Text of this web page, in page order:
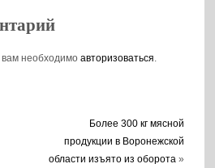
вам необходимоавторизоваться.
Более 300 кг мясной
продукции в Воронежской
области изъято из оборота »